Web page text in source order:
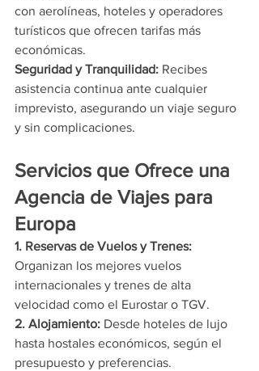
con aerolíneas, hoteles y operadores
turísticos que ofrecen tarifas más
económicas.
Seguridad y Tranquilidad: Recibes
asistencia continua ante cualquier
imprevisto, asegurando un viaje seguro
y sin complicaciones.
Servicios que Ofrece una
Agencia de Viajes para
Europa
1. Reservas de Vuelos y Trenes:
Organizan los mejores vuelos
internacionales y trenes de alta
velocidad como el Eurostar o TGV.
2. Alojamiento: Desde hoteles de lujo
hasta hostales económicos, según el
presupuesto y preferencias.